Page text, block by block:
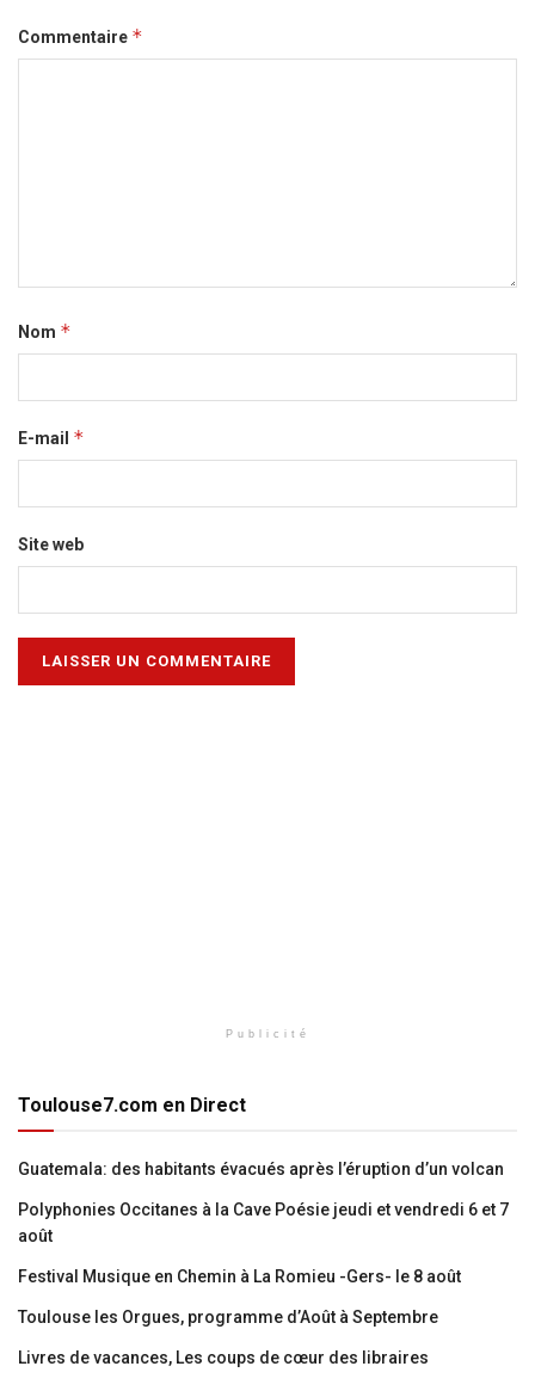
Commentaire *
Nom *
E-mail *
Site web
Publicité
Toulouse7.com en Direct
Guatemala: des habitants évacués après l’éruption d’un volcan
Polyphonies Occitanes à la Cave Poésie jeudi et vendredi 6 et 7
août
Festival Musique en Chemin à La Romieu -Gers- le 8 août
Toulouse les Orgues, programme d’Août à Septembre
Livres de vacances, Les coups de cœur des libraires